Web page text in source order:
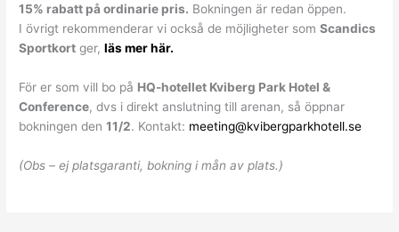
15% rabatt på ordinarie pris. Bokningen är redan öppen.
I övrigt rekommenderar vi också de möjligheter somScandics
Sportkort ger,läs mer här.
För er som vill bo på HQ-hotellet Kviberg Park Hotel &
Conference, dvs i direkt anslutning till arenan, så öppnar
bokningen den11/2. Kontakt: meeting@kvibergparkhotell.se
(Obs – ej platsgaranti, bokning i mån av plats.)